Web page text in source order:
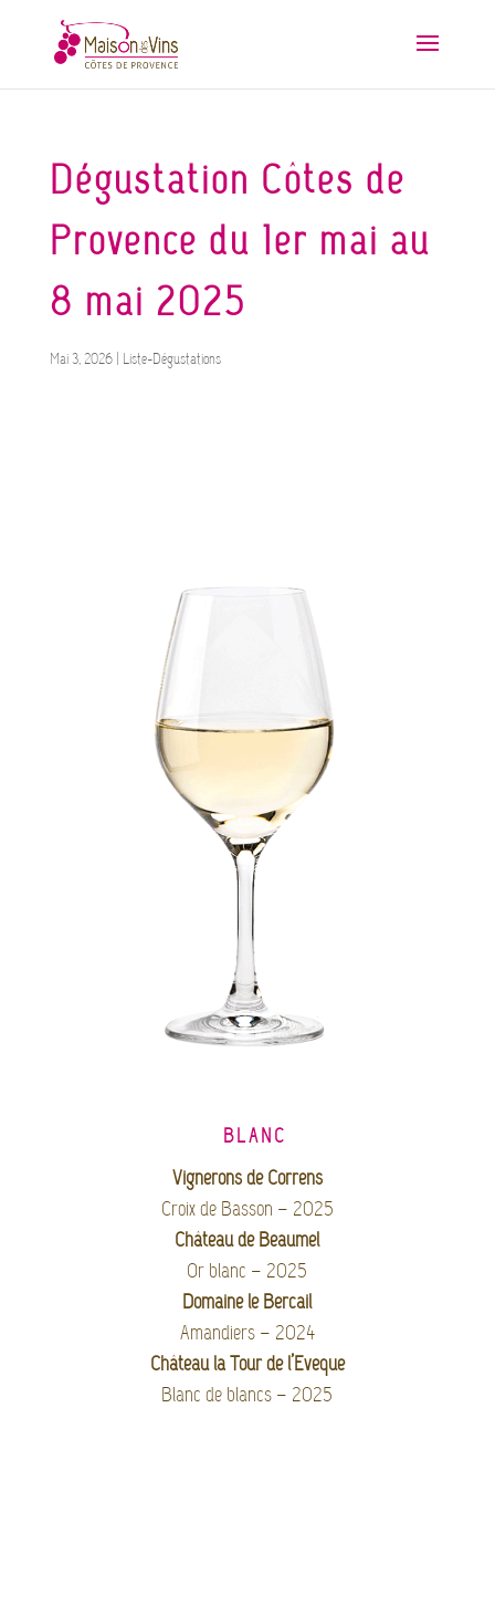
Dégustation Côtes de
Provence du 1er mai au
8 mai 2025
Mai 3, 2026| Liste-Dégustations
BLANC
Vignerons de Correns
Croix de Basson – 2025
Château de Beaumel
Or blanc – 2025
Domaine le Bercail
Amandiers – 2024
Château la Tour de l’Evèque
Blanc de blancs – 2025